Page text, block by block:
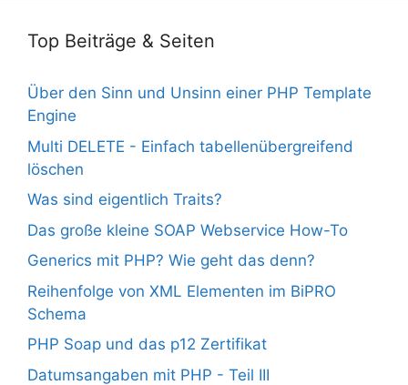
Top Beiträge & Seiten
Über den Sinn und Unsinn einer PHP Template
Engine
Multi DELETE - Einfach tabellenübergreifend
löschen
Was sind eigentlich Traits?
Das große kleine SOAP Webservice How-To
Generics mit PHP? Wie geht das denn?
Reihenfolge von XML Elementen im BiPRO
Schema
PHP Soap und das p12 Zertifikat
Datumsangaben mit PHP - Teil III